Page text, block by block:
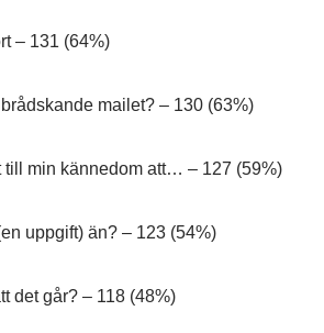
– 131 (64%)
mailet? – 130 (63%)
till min kännedom att… – 127 (59%)
uppgift) än? – 123 (54%)
det går? – 118 (48%)